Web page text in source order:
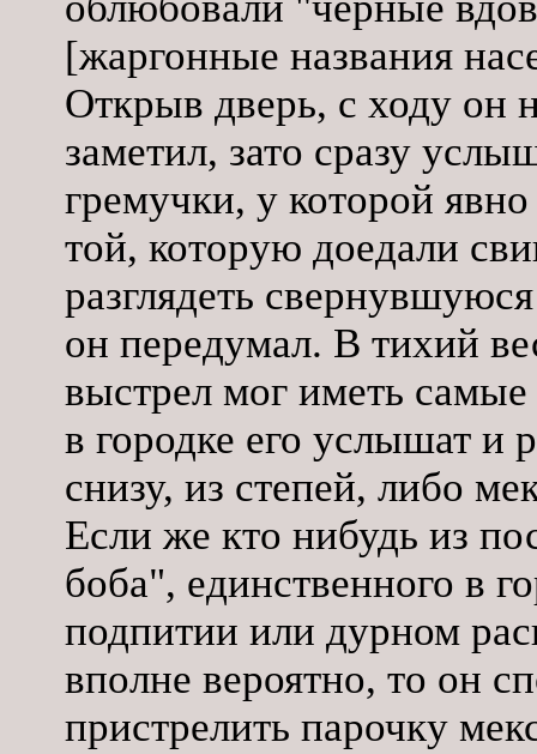
[жаргонные названия
Открыв дверь, с ходу он
заметил, зато сразу
гремучки, у которой
той, которую доедали
разглядеть
он передумал. В тихий
выстрел мог иметь
в городке его услышат и
снизу, из степей, либо
Если же кто нибудь из
боба", единственного в
подпитии или дурном
вполне вероятно, то он
пристрелить парочку